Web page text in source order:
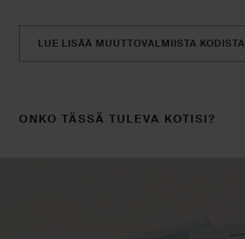
LUE LISÄÄ MUUTTOVALMIISTA KODISTA
ONKO TÄSSÄ TULEVA KOTISI?